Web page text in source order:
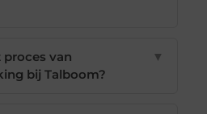
van
bij Talboom?
▼